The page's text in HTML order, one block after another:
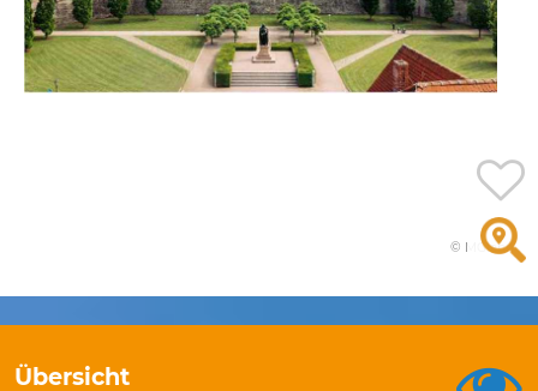
© MGlahn
Übersicht